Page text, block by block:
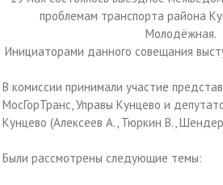
проблемам транспорта района
Молодёжная.
Инициаторами данного совещания
В комиссии принимали участие
МосГорТранс, Управы Кунцево и
Кунцево (Алексеев А., Тюркин В.,
Были рассмотрены следующие темы: